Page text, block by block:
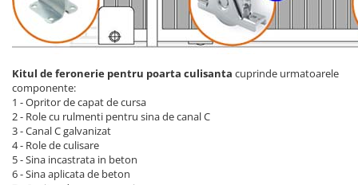
Kitul de feronerie pentru poarta culisanta cuprinde urmatoarele
componente:
1 - Opritor de capat de cursa
2 - Role cu rulmenti pentru sina de canal C
3 - Canal C galvanizat
4 - Role de culisare
5 - Sina incastrata in beton
6 - Sina aplicata de beton